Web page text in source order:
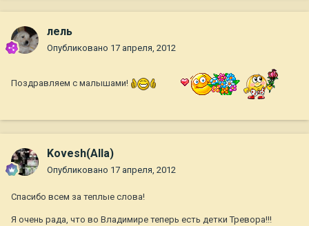
лель
Опубликовано 17 апреля, 2012
Поздравляем с малышами!
Kovesh(Alla)
Опубликовано 17 апреля, 2012
Спасибо всем за теплые слова!
Я очень рада, что во Владимире теперь есть детки Тревора!!!